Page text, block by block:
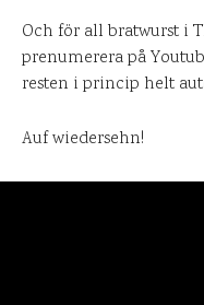
Och för all bratwurst i
prenumerera på
resten i princip helt
Auf wiedersehn!